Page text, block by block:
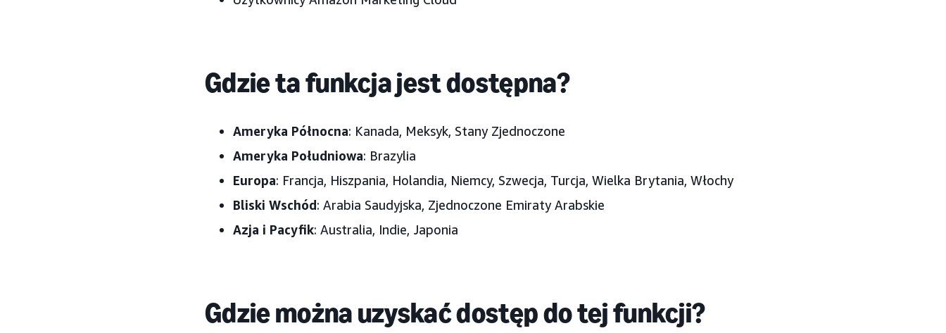
Gdzie ta funkcja jest dostępna?
Ameryka Północna: Kanada, Meksyk, Stany Zjednoczone
Ameryka Południowa: Brazylia
Europa: Francja, Hiszpania, Holandia, Niemcy, Szwecja, Turcja, Wielka Brytania, Włochy
Bliski Wschód: Arabia Saudyjska, Zjednoczone Emiraty Arabskie
Azja i Pacyfik: Australia, Indie, Japonia
Gdzie można uzyskać dostęp do tej funkcji?